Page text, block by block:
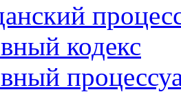
кодекс